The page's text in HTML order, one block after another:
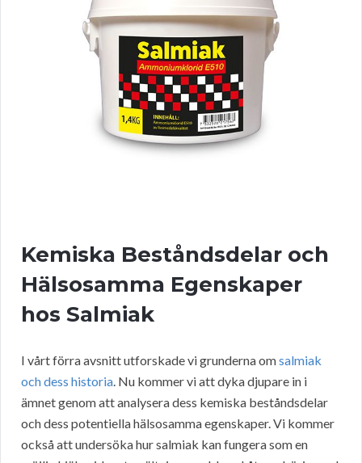
Kemiska Beståndsdelar och
Hälsosamma Egenskaper
hos Salmiak
I vårt förra avsnitt utforskade vi grunderna omsalmiak
och dess historia. Nu kommer vi att dyka djupare in i
ämnet genom att analysera dess kemiska beståndsdelar
och dess potentiella hälsosamma egenskaper. Vi kommer
också att undersöka hur salmiak kan fungera som en